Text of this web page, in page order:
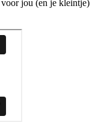
jou (en je kleintje)